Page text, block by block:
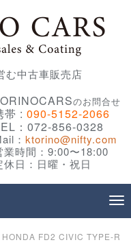
む中古車販売店
のお問合せ
帯 : 090-5152-2066
：072-856-0328
： ktorino@nifty.com
業時間：9:00〜18:00
休日：日曜・祝日
HONDA FD2 CIVIC TYPE-R